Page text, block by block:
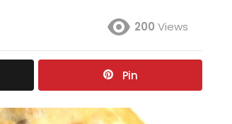
200 Views
Pin